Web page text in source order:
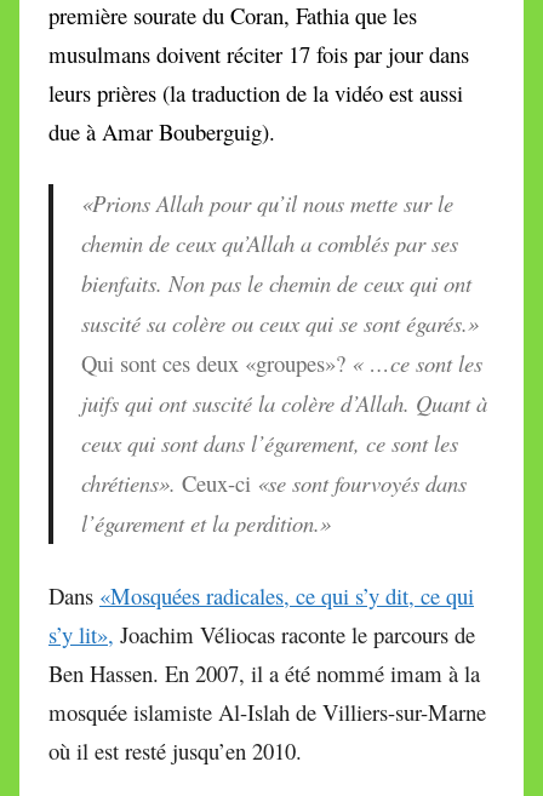
première sourate du Coran, Fathia que les
musulmans doivent réciter 17 fois par jour dans
leurs prières (la traduction de la vidéo est aussi
due à Amar Bouberguig).
«Prions Allah pour qu’il nous mette sur le
chemin de ceux qu’Allah a comblés par ses
bienfaits. Non pas le chemin de ceux qui ont
suscité sa colère ou ceux qui se sont égarés.»
Qui sont ces deux «groupes»? « …ce sont les
juifs qui ont suscité la colère d’Allah. Quant à
ceux qui sont dans l’égarement, ce sont les
chrétiens». Ceux-ci «se sont fourvoyés dans
l’égarement et la perdition.»
Dans «Mosquées radicales, ce qui s’y dit, ce qui
s’y lit», Joachim Véliocas raconte le parcours de
Ben Hassen. En 2007, il a été nommé imam à la
mosquée islamiste Al-Islah de Villiers-sur-Marne
où il est resté jusqu’en 2010.